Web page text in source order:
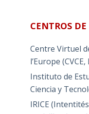
CENTROS
Centre Virtuel
l’Europe
Instituto de
Ciencia y
IRICE